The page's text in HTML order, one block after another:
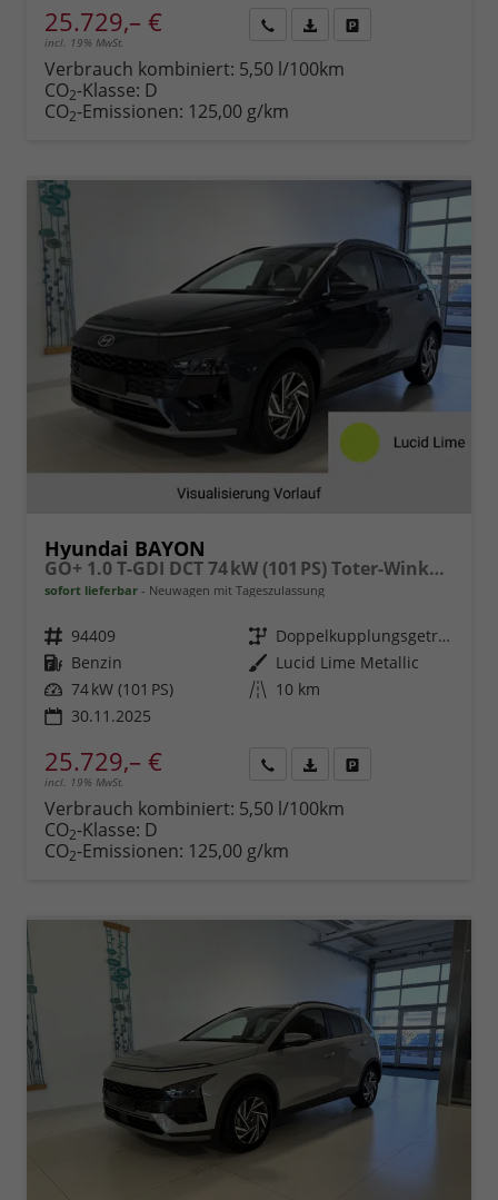
25.729,– €
incl. 19% MwSt.
anfordern
Datei,
Verbrauch kombiniert: 5,50 l/100km
CO2-Klasse: D
CO2-Emissionen: 125,00 g/km
Hyundai BAYON
GO+ 1.0 T-GDI DCT 74 kW (101 PS) Toter-Winkel-Assistent, Induktive Ladestation, Comfort-Paket, Lenkradheizung, Sitzheizung, DAB, Android Auto, Apple CarPlay, Navigationssystem, LED-Scheinwerfer, Einparkhilfe, Rückfahrkamera, uvm.
sofort lieferbar Neuwagen mit Tageszulassung
Fahrzeugnr. 94409 Getriebe
Doppelkupplungsgetriebe (DSG)
Kraftstoff Benzin Außenfarbe Lucid Lime Metallic
Leistung 74 kW (101 PS) Kilometerstand 10 km
30.11.2025
25.729,– €
incl. 19% MwSt.
anfordern
Datei,
Verbrauch kombiniert: 5,50 l/100km
CO2-Klasse: D
CO2-Emissionen: 125,00 g/km